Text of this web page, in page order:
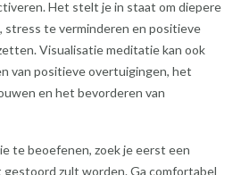
Het stelt je in staat om diepere
stress te verminderen en positieve
Visualisatie meditatie kan ook
van positieve overtuigingen, het
en het bevorderen van
te beoefenen, zoek je eerst een
zult worden. Ga comfortabel